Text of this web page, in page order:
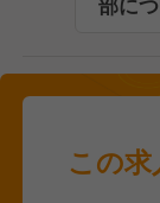
この